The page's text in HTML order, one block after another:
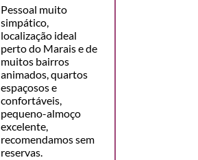
Pessoal muito
simpático,
localização ideal
perto do Marais e de
muitos bairros
animados, quartos
espaçosos e
confortáveis,
pequeno-almoço
excelente,
recomendamos sem
reservas.